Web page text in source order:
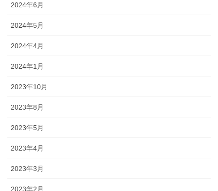
2024年6月
2024年5月
2024年4月
2024年1月
2023年10月
2023年8月
2023年5月
2023年4月
2023年3月
2023年2月